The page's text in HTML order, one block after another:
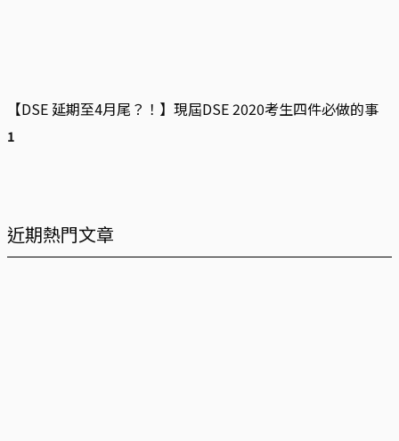
【DSE 延期至4月尾？！】現屆DSE 2020考生四件必做的事
近期熱門文章